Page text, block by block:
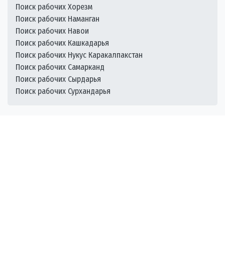
Поиск рабочих Хорезм
Поиск рабочих Наманган
Поиск рабочих Навои
Поиск рабочих Кашкадарья
Поиск рабочих Нукус Каракалпакстан
Поиск рабочих Самарканд
Поиск рабочих Сырдарья
Поиск рабочих Сурхандарья